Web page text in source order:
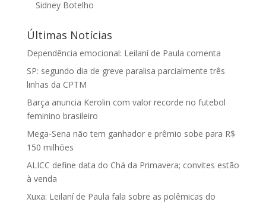
Sidney Botelho
Últimas Notícias
Dependência emocional: Leilaní de Paula comenta
SP: segundo dia de greve paralisa parcialmente três
linhas da CPTM
Barça anuncia Kerolin com valor recorde no futebol
feminino brasileiro
Mega-Sena não tem ganhador e prêmio sobe para R$
150 milhões
ALICC define data do Chá da Primavera; convites estão
à venda
Xuxa: Leilaní de Paula fala sobre as polêmicas do